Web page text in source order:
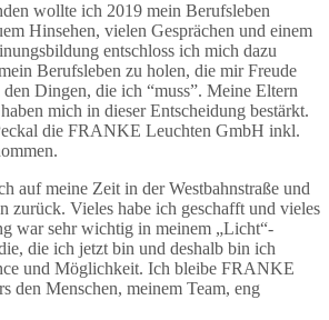
wollte ich 2019 mein Berufsleben
Hinsehen, vielen Gesprächen und einem
entschloss ich mich dazu
Berufsleben zu holen, die mir Freude
Dingen, die ich “muss”. Meine Eltern
mich in dieser Entscheidung bestärkt.
die FRANKE Leuchten GmbH inkl.
auf meine Zeit in der Westbahnstraße und
zurück. Vieles habe ich geschafft und vieles
war sehr wichtig in meinem „Licht“-
die ich jetzt bin und deshalb bin ich
und Möglichkeit. Ich bleibe FRANKE
den Menschen, meinem Team, eng